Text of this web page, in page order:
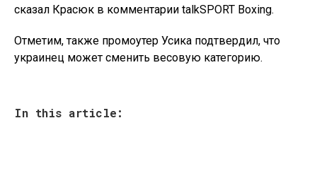
сказал Красюк в комментарии talkSPORT Boxing.
Отметим, также промоутер Усика подтвердил, что
украинец может сменить весовую категорию.
In this article: